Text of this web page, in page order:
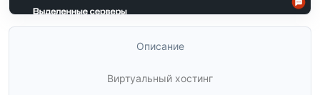
Описание
Виртуальный хостинг